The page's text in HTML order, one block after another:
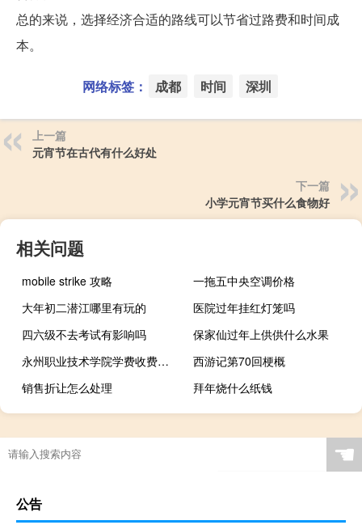
总的来说，选择经济合适的路线可以节省过路费和时间成
本。
网络标签： 成都 时间 深圳
上一篇
元宵节在古代有什么好处
下一篇
小学元宵节买什么食物好
相关问题
mobile strike 攻略
一拖五中央空调价格
大年初二潜江哪里有玩的
医院过年挂红灯笼吗
四六级不去考试有影响吗
保家仙过年上供供什么水果
永州职业技术学院学费收费标准
西游记第70回梗概
销售折让怎么处理
拜年烧什么纸钱
☚
公告